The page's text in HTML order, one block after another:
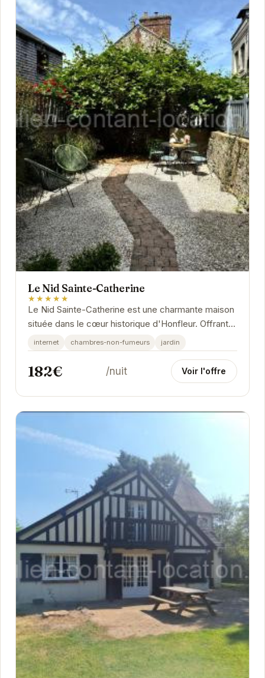
Le Nid Sainte-Catherine
★★★★★
Le Nid Sainte-Catherine est une charmante maison
située dans le cœur historique d'Honfleur. Offrant
un cadre idéal pour un séjour relaxant, cette...
internet chambres-non-fumeurs jardin
182€ /nuit Voir l'offre